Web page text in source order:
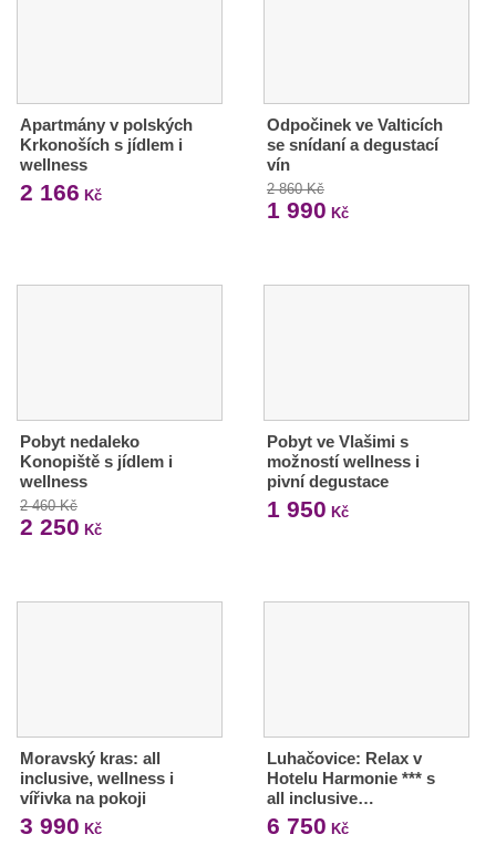
Apartmány v polských
Krkonoších s jídlem i
wellness
2 166 Kč
Odpočinek ve Valticích
se snídaní a degustací
vín
2 860 Kč
1 990 Kč
Pobyt nedaleko
Konopiště s jídlem i
wellness
2 460 Kč
2 250 Kč
Pobyt ve Vlašimi s
možností wellness i
pivní degustace
1 950 Kč
Moravský kras: all
inclusive, wellness i
vířivka na pokoji
3 990 Kč
Luhačovice: Relax v
Hotelu Harmonie *** s
all inclusive…
6 750 Kč